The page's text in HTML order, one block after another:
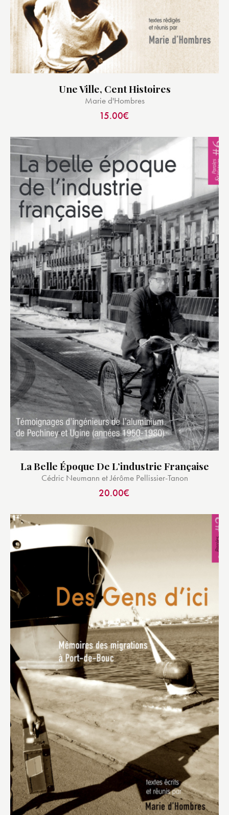
Une Ville, Cent Histoires
Marie d'Hombres
15.00€
La Belle Époque De L’industrie Française
Cédric Neumann et Jérôme Pellissier-Tanon
20.00€